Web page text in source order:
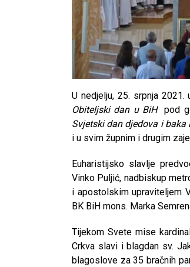
U nedjelju, 25. srpnja
Obiteljski dan u BiHpod
Svjetski dan djedova i baka
i u svim župnim i drugim
Euharistijsko slavlje
Vinko Puljić, nadbiskup
i apostolskim upraviteljem
BK BiH mons. Marka
Tijekom Svete mise
Crkva slavi i blagdan sv.
blagoslove za 35 bračnih